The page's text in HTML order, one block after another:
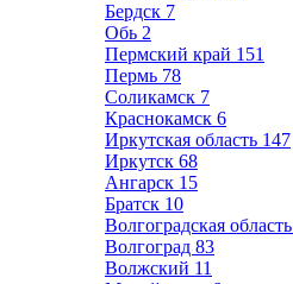
Бердск 7
Обь 2
Пермский край 151
Пермь 78
Соликамск 7
Краснокамск 6
Иркутская область 147
Иркутск 68
Ангарск 15
Братск 10
Волгоградская область
Волгоград 83
Волжский 11